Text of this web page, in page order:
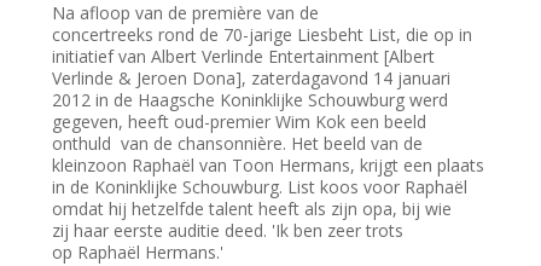
Na afloop van de première van de
concertreeks rond de 70-jarige Liesbeht List, die op in
initiatief van Albert Verlinde Entertainment [Albert
Verlinde & Jeroen Dona], zaterdagavond 14 januari
2012 in de Haagsche Koninklijke Schouwburg werd
gegeven, heeft oud-premier Wim Kok een beeld
onthuld van de chansonnière. Het beeld van de
kleinzoon Raphaël van Toon Hermans, krijgt een plaats
in de Koninklijke Schouwburg. List koos voor Raphaël
omdat hij hetzelfde talent heeft als zijn opa, bij wie
zij haar eerste auditie deed. 'Ik ben zeer trots
op Raphaël Hermans.'